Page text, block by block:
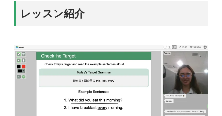
レッスン紹介